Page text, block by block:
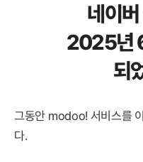
네이
2025년
되
그동안 modoo! 서비스를
다.